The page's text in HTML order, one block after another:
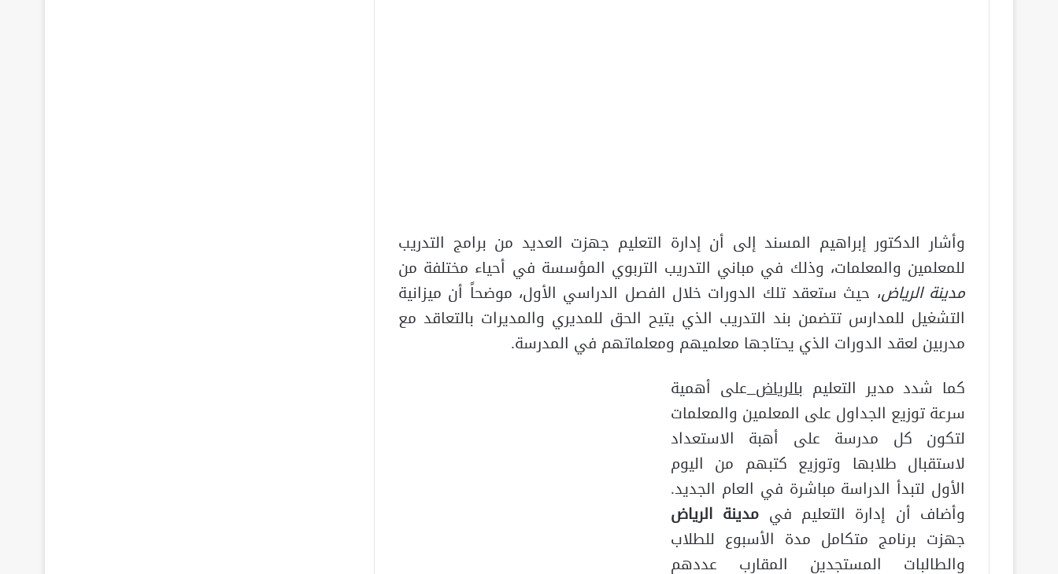
وأشار الدكتور إبراهيم المسند إلى أن إدارة التعليم جهزت العديد من برامج التدريب
للمعلمين والمعلمات، وذلك في مباني التدريب التربوي المؤسسة في أحياء مختلفة من
مدينة الرياض، حيث ستعقد تلك الدورات خلال الفصل الدراسي الأول، موضحاً أن ميزانية
التشغيل للمدارس تتضمن بند التدريب الذي يتيح الحق للمديري والمديرات بالتعاقد مع
مدربين لعقد الدورات الذي يحتاجها معلميهم ومعلماتهم في المدرسة.
كما شدد مدير التعليمبالرياضعلى أهمية
سرعة توزيع الجداول على المعلمين والمعلمات
لتكون كل مدرسة على أهبة الاستعداد
لاستقبال طلابها وتوزيع كتبهم من اليوم
الأول لتبدأ الدراسة مباشرة في العام الجديد.
وأضاف أن إدارة التعليم في مدينة الرياض
جهزت برنامج متكامل مدة الأسبوع للطلاب
والطالبات المستجدين المقارب عددهم